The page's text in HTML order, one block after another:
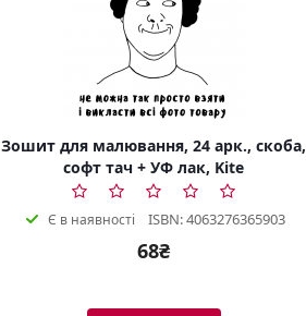
Зошит для малювання, 24 арк., скоба,
софт тач + УФ лак, Kite
Є в наявності ISBN: 4063276365903
68₴